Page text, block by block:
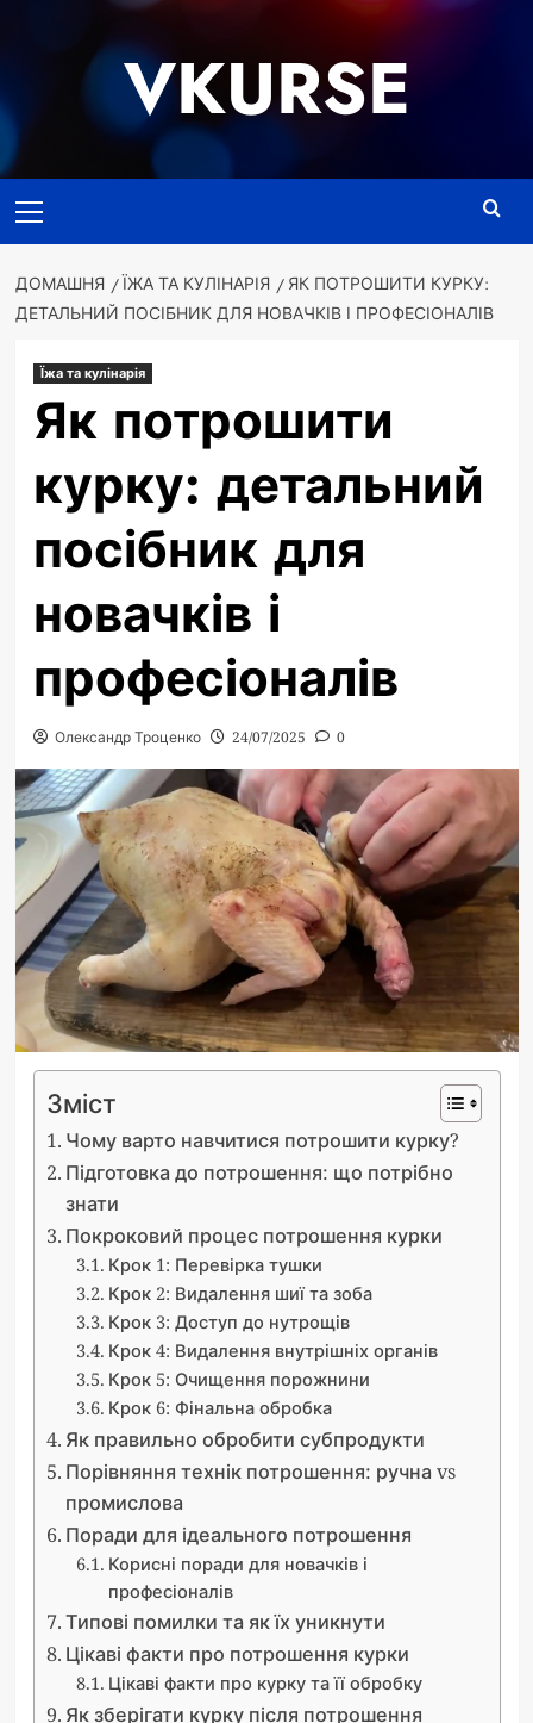
VKURSE
меню
ДОМАШНЯ ЇЖА ТА КУЛІНАРІЯ
ЯК ПОТРОШИТИ КУРКУ:
ДЕТАЛЬНИЙ ПОСІБНИК ДЛЯ НОВАЧКІВ І ПРОФЕСІОНАЛІВ
Їжа та кулінарія
Як потрошити
курку: детальний
посібник для
новачків і
професіоналів
Олександр Троценко 24/07/2025 0
Зміст
Чому варто навчитися потрошити курку?
Підготовка до потрошення: що потрібно
знати
Покроковий процес потрошення курки
Крок 1: Перевірка тушки
Крок 2: Видалення шиї та зоба
Крок 3: Доступ до нутрощів
Крок 4: Видалення внутрішніх органів
Крок 5: Очищення порожнини
Крок 6: Фінальна обробка
Як правильно обробити субпродукти
Порівняння технік потрошення: ручна vs
промислова
Поради для ідеального потрошення
Корисні поради для новачків і
професіоналів
Типові помилки та як їх уникнути
Цікаві факти про потрошення курки
Цікаві факти про курку та її обробку
Як зберігати курку після потрошення